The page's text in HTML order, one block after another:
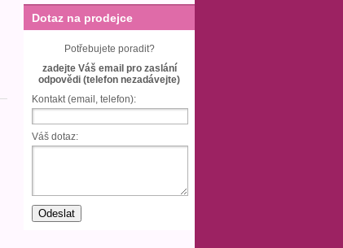
Dotaz na prodejce
Potřebujete poradit?
zadejte Váš email pro zaslání
odpovědi (telefon nezadávejte)
Kontakt (email, telefon):
Váš dotaz: